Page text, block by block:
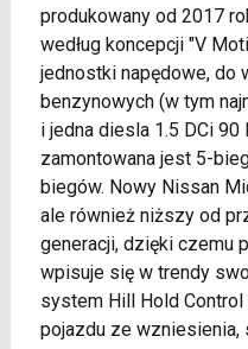
produkowany od 2017
według koncepcji "V
jednostki napędowe, do
benzynowych (w tym
i jedna diesla 1.5 DCi 90
zamontowana jest 5-
biegów. Nowy Nissan
ale również niższy od
generacji, dzięki czemu
wpisuje się w trendy
system Hill Hold
pojazdu ze wzniesienia,